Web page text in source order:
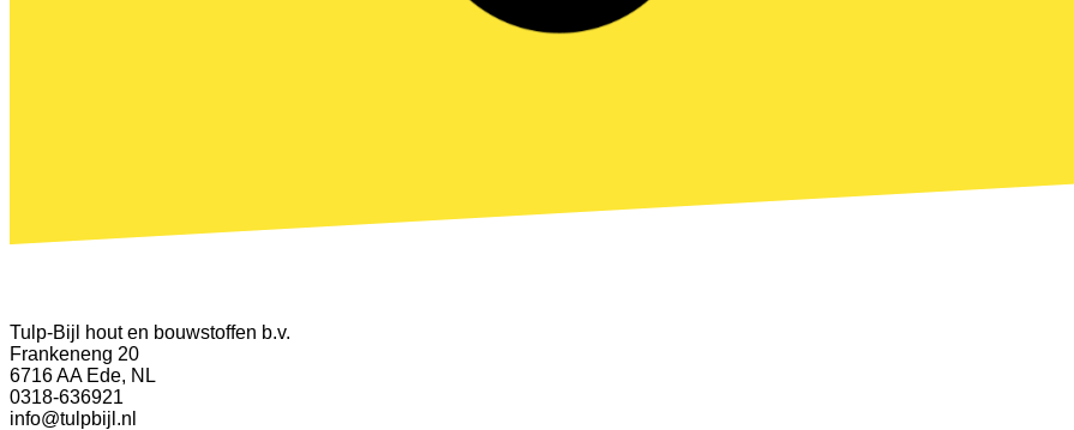
Tulp-Bijl hout en bouwstoffen b.v.
Frankeneng 20
6716 AA Ede, NL
0318-636921
info@tulpbijl.nl